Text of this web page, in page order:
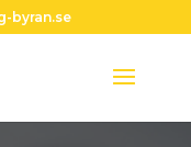
byran.se